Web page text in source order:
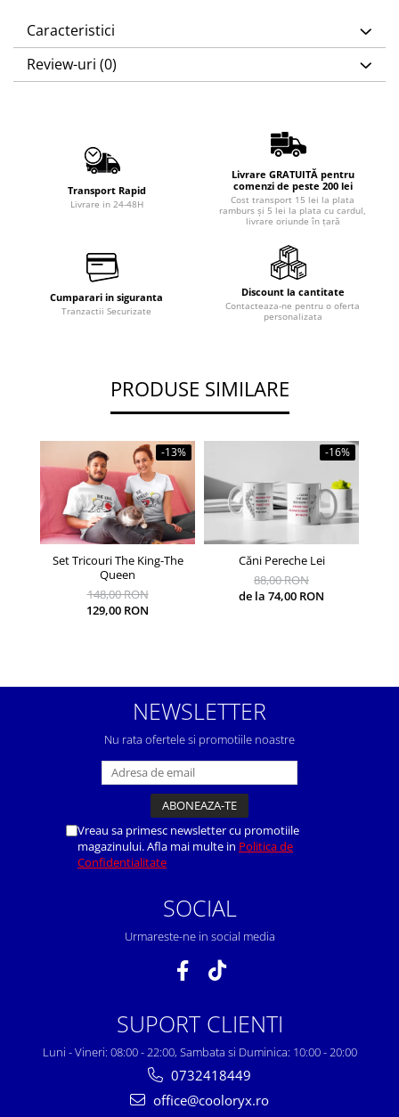
Caracteristici
Review-uri (0)
Transport Rapid
Livrare in 24-48H
Livrare GRATUITĂ pentru
comenzi de peste 200 lei
Cost transport 15 lei la plata
ramburs și 5 lei la plata cu cardul,
livrare oriunde în țară
Cumparari in siguranta
Tranzactii Securizate
Discount la cantitate
Contacteaza-ne pentru o oferta
personalizata
PRODUSE SIMILARE
-13%
Set Tricouri The King-The
Queen
148,00 RON
129,00 RON
-16%
Căni Pereche Lei
88,00 RON
de la 74,00 RON
NEWSLETTER
Nu rata ofertele si promotiile noastre
Vreau sa primesc newsletter cu promotiile
magazinului. Afla mai multe in Politica de
Confidentialitate
SOCIAL
Urmareste-ne in social media
SUPORT CLIENTI
Luni - Vineri: 08:00 - 22:00, Sambata si Duminica: 10:00 - 20:00
0732418449
office@cooloryx.ro